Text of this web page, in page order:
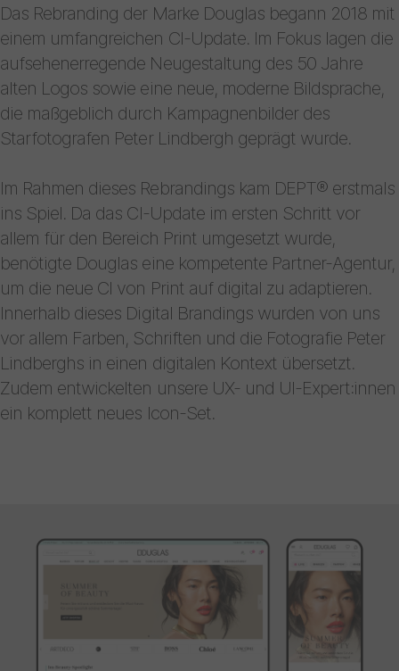
Das Rebranding der Marke Douglas begann 2018 mit
einem umfangreichen CI-Update. Im Fokus lagen die
aufsehenerregende Neugestaltung des 50 Jahre
alten Logos sowie eine neue, moderne Bildsprache,
die maßgeblich durch Kampagnenbilder des
Starfotografen Peter Lindbergh geprägt wurde.
Im Rahmen dieses Rebrandings kam DEPT® erstmals
ins Spiel. Da das CI-Update im ersten Schritt vor
allem für den Bereich Print umgesetzt wurde,
benötigte Douglas eine kompetente Partner-Agentur,
um die neue CI von Print auf digital zu adaptieren.
Innerhalb dieses Digital Brandings wurden von uns
vor allem Farben, Schriften und die Fotografie Peter
Lindberghs in einen digitalen Kontext übersetzt.
Zudem entwickelten unsere UX- und UI-Expert:innen
ein komplett neues Icon-Set.